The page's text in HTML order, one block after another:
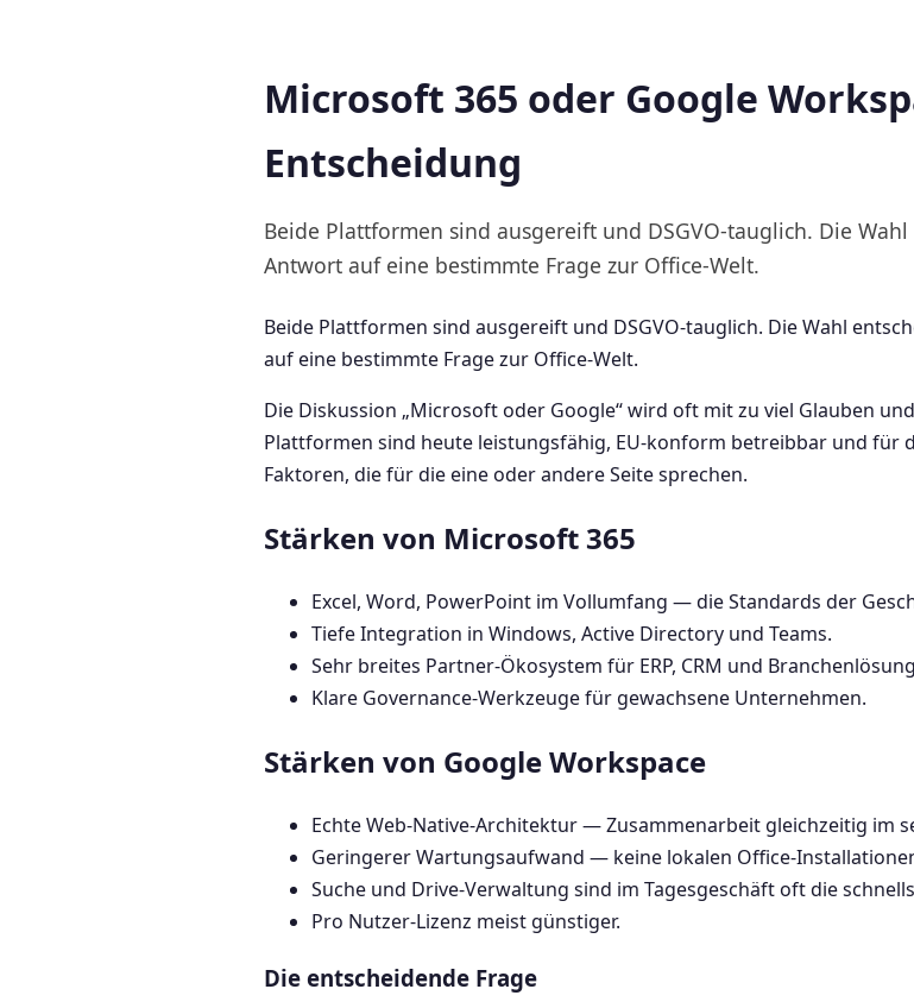
Microsoft 365 oder Google
Entscheidung
Beide Plattformen sind ausgereift und DSGVO-tauglich. Die
Antwort auf eine bestimmte Frage zur Office-Welt.
Beide Plattformen sind ausgereift und DSGVO-tauglich. Die Wahl
auf eine bestimmte Frage zur Office-Welt.
Die Diskussion „Microsoft oder Google“ wird oft mit zu viel Glauben
Plattformen sind heute leistungsfähig, EU-konform betreibbar und für
Faktoren, die für die eine oder andere Seite sprechen.
Stärken von Microsoft 365
Excel, Word, PowerPoint im Vollumfang — die Standards der
Tiefe Integration in Windows, Active Directory und Teams.
Sehr breites Partner-Ökosystem für ERP, CRM und
Klare Governance-Werkzeuge für gewachsene Unternehmen.
Stärken von Google Workspace
Echte Web-Native-Architektur — Zusammenarbeit gleichzeitig im
Geringerer Wartungsaufwand — keine lokalen Office-
Suche und Drive-Verwaltung sind im Tagesgeschäft oft die
Pro Nutzer-Lizenz meist günstiger.
Die entscheidende Frage